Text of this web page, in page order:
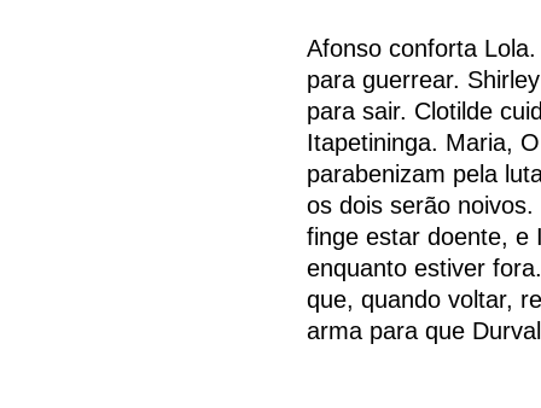
Afonso conforta
para guerrear.
para sair. Clotilde
Itapetininga. Maria,
parabenizam pela
os dois serão
finge estar doente, e
enquanto estiver
que, quando voltar,
arma para que